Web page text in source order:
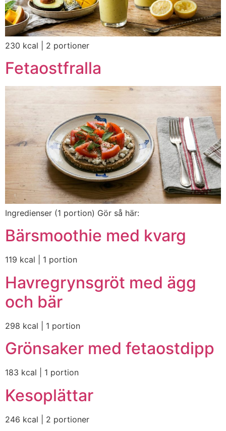
230 kcal | 2 portioner
Fetaostfralla
Ingredienser (1 portion) Gör så här:
Bärsmoothie med kvarg
119 kcal | 1 portion
Havregrynsgröt med ägg
och bär
298 kcal | 1 portion
Grönsaker med fetaostdipp
183 kcal | 1 portion
Kesoplättar
246 kcal | 2 portioner